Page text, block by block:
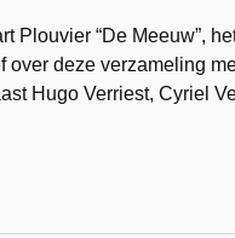
Plouvier “De Meeuw”,
over deze verzameling
Hugo Verriest, Cyriel